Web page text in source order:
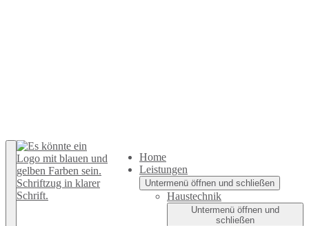
Home
Leistungen
Untermenü öffnen und schließen
Haustechnik
Untermenü öffnen und
schließen